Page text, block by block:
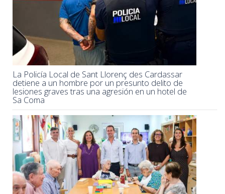
La Policía Local de Sant Llorenç des Cardassar
detiene a un hombre por un presunto delito de
lesiones graves tras una agresión en un hotel de
Sa Coma